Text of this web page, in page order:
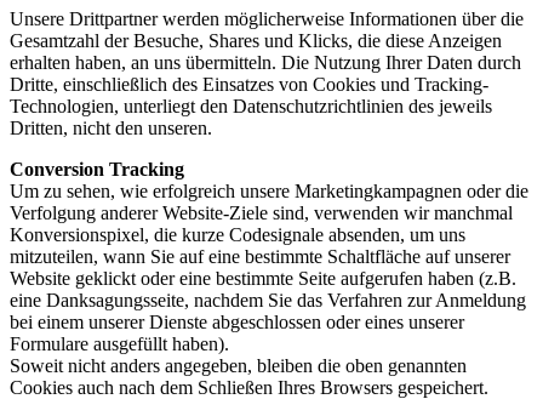
Unsere Drittpartner werden möglicherweise Informationen über die
Gesamtzahl der Besuche, Shares und Klicks, die diese Anzeigen
erhalten haben, an uns übermitteln. Die Nutzung Ihrer Daten durch
Dritte, einschließlich des Einsatzes von Cookies und Tracking-
Technologien, unterliegt den Datenschutzrichtlinien des jeweils
Dritten, nicht den unseren.
Conversion Tracking
Um zu sehen, wie erfolgreich unsere Marketingkampagnen oder die
Verfolgung anderer Website-Ziele sind, verwenden wir manchmal
Konversionspixel, die kurze Codesignale absenden, um uns
mitzuteilen, wann Sie auf eine bestimmte Schaltfläche auf unserer
Website geklickt oder eine bestimmte Seite aufgerufen haben (z.B.
eine Danksagungsseite, nachdem Sie das Verfahren zur Anmeldung
bei einem unserer Dienste abgeschlossen oder eines unserer
Formulare ausgefüllt haben).
Soweit nicht anders angegeben, bleiben die oben genannten
Cookies auch nach dem Schließen Ihres Browsers gespeichert.